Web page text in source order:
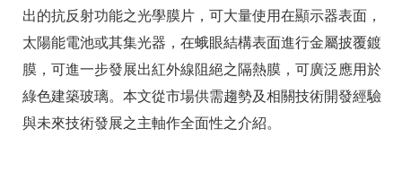
出的抗反射功能之光學膜片，可大量使用在顯示器表面，
太陽能電池或其集光器，在蛾眼結構表面進行金屬披覆鍍
膜，可進一步發展出紅外線阻絕之隔熱膜，可廣泛應用於
綠色建築玻璃。本文從市場供需趨勢及相關技術開發經驗
與未來技術發展之主軸作全面性之介紹。